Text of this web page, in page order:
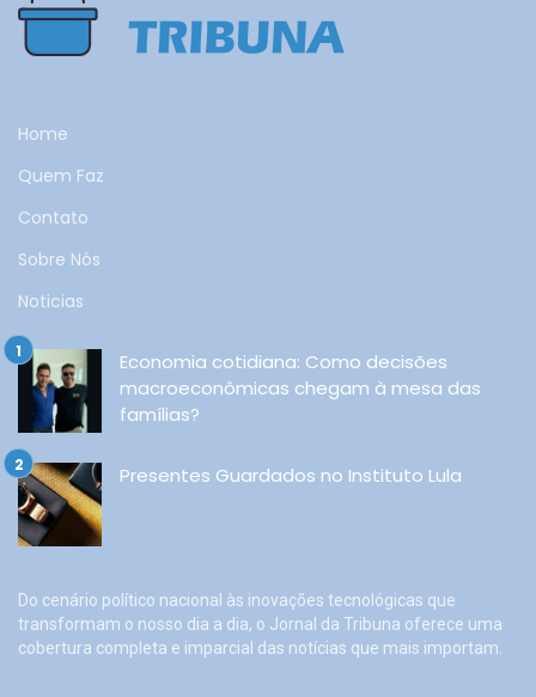
Home
Quem Faz
Contato
Sobre Nós
Noticias
Economia cotidiana: Como decisões
macroeconômicas chegam à mesa das
famílias?
Presentes Guardados no Instituto Lula
Do cenário político nacional às inovações tecnológicas que
transformam o nosso dia a dia, o Jornal da Tribuna oferece uma
cobertura completa e imparcial das notícias que mais importam.